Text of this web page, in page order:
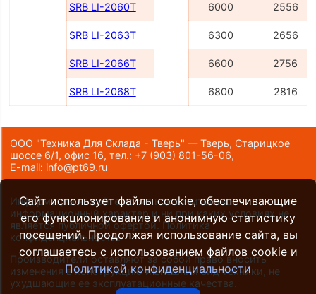
SRB LI-2060Т 6000 2556
SRB LI-2063Т 6300 2656
SRB LI-2066Т 6600 2756
SRB LI-2068Т 6800 2816
ООО "Техника Для Склада - Тверь" — Тверь, Старицкое
шоссе 6/1, офис 16,тел.: +7 (903) 801-56-06,
E-mail: info@pt69.ru
Информация на сайте носит исключительно
информационный характер и ни при каких условиях не
является публичной офертой. Политика
конфиденциальности.
Производители оставляют за собой право вносить
изменения в конструкцию и внешний вид техники, не
ухудшающие ее эксплуатационные качества.
Сайт использует файлы cookie, обеспечивающие
его функционирование и анонимную статистику
посещений. Продолжая использование сайта, вы
соглашаетесь с использованием файлов cookie и
Политикой конфиденциальности